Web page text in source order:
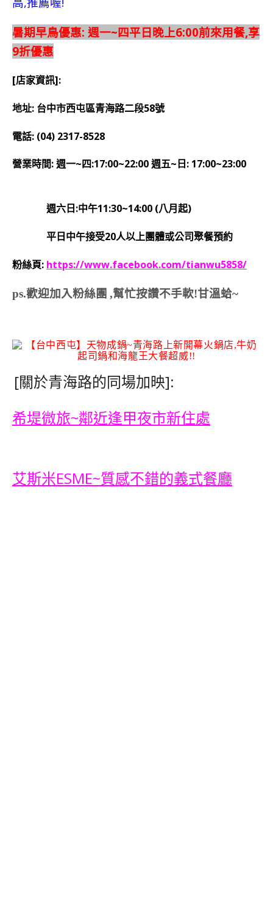
暑期早鳥優惠: 週一~四平日晚上6:00前來用餐,享
9折優惠
[店家資訊]:
地址: 台中市西屯區青海路二段58號
電話: (04) 2317-8528
營業時間: 週一~四:17:00~22:00 週五~日: 17:00~23:00
週六日:中午11:30~14:00 (八月起)
平日中午接受20人以上團體或公司聚餐預約
粉絲頁: https://www.facebook.com/tianwu5858/
ps.歡迎加入粉絲團 ,幫忙按讚不手軟!甘溫蛤~
[關於青海路的同場加映]:
希堤微旅~鄰近逢甲夜市新住處
艾斯米ESME~質感不錯的義式餐廳